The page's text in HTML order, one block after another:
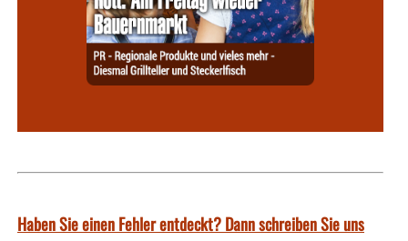
Haben Sie einen Fehler entdeckt? Dann schreiben Sie uns